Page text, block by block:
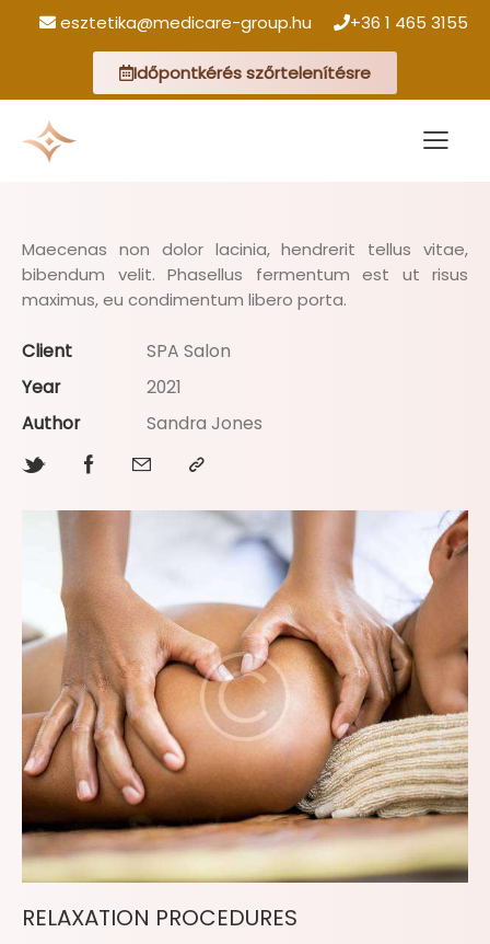
esztetika@medicare-group.hu +36 1 465 3155
Időpontkérés szőrtelenítésre
Maecenas non dolor lacinia, hendrerit tellus vitae,
bibendum velit. Phasellus fermentum est ut risus
maximus, eu condimentum libero porta.
Client
SPA Salon
Year
2021
Author
Sandra Jones
RELAXATION PROCEDURES